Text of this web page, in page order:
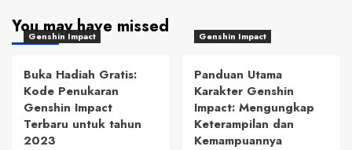
You may have missed
Genshin Impact
Buka Hadiah Gratis:
Kode Penukaran
Genshin Impact
Terbaru untuk tahun
2023
Genshin Impact
Panduan Utama
Karakter Genshin
Impact: Mengungkap
Keterampilan dan
Kemampuannya